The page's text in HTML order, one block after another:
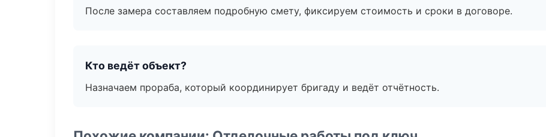
После замера составляем подробную смету, фиксируем стоимость и сроки в договоре.
Кто ведёт объект?
Назначаем прораба, который координирует бригаду и ведёт отчётность.